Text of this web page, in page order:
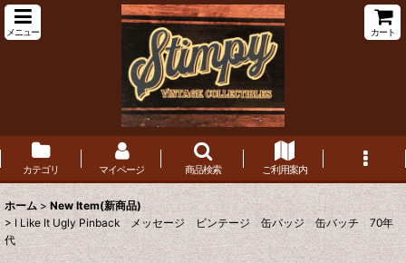
メニュー カート
カテゴリ マイページ 商品検索 ご利用案内
ホーム > New Item(新商品)
> I Like It Ugly Pinback メッセージ ビンテージ 缶バッジ 缶バッチ 70年
代